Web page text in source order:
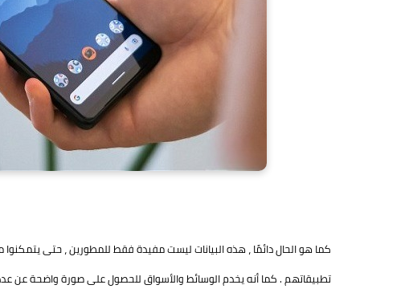
كما هو الحال دائمًا ، هذه البيانات ليست مفيدة فقط للمطورين ، حتى
تطبيقاتهم . كما أنه يخدم الوسائط والأسواق للحصول على صورة واضحة عن